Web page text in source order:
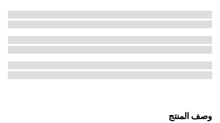
وصف المنتج